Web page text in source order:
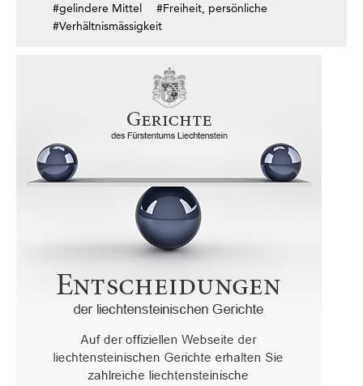
#gelindere Mittel
#Freiheit, persönliche
#Verhältnismässigkeit